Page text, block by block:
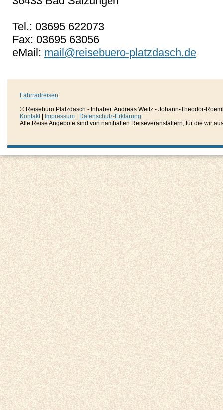
Tel.: 03695 622073
Fax: 03695 63056
eMail: mail@reisebuero-platzdasch.de
Fahrradreisen
© Reisebüro Platzdasch - Inhaber: Andreas Weitz - Johann-Theodor-
Kontakt| Impressum
Datenschutz-Erklärung
Alle Reise Angebote sind von namhaften Reiseveranstaltern, für die wir